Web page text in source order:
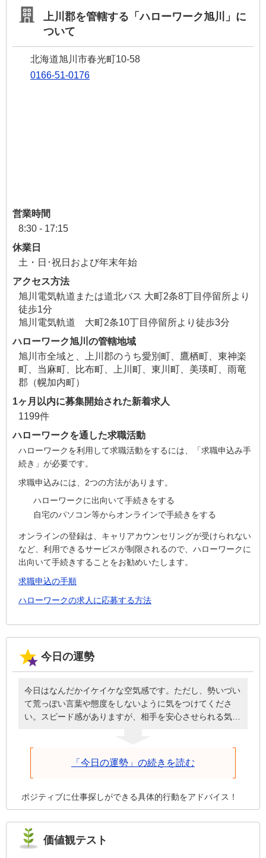
上川郡を管轄する「ハローワーク旭川」に
ついて
北海道旭川市春光町10-58
0166-51-0176
営業時間
8:30 - 17:15
休業日
土・日･祝日および年末年始
アクセス方法
旭川電気軌道または道北バス 大町2条8丁目停留所より
徒歩1分
旭川電気軌道 大町2条10丁目停留所より徒歩3分
ハローワーク旭川の管轄地域
旭川市全域と、上川郡のうち愛別町、鷹栖町、東神楽
町、当麻町、比布町、上川町、東川町、美瑛町、雨竜
郡（幌加内町）
1ヶ月以内に募集開始された新着求人
1199件
ハローワークを通した求職活動
ハローワークを利用して求職活動をするには、「求職申込み手
続き」が必要です。
求職申込みには、2つの方法があります。
ハローワークに出向いて手続きをする
自宅のパソコン等からオンラインで手続きをする
オンラインの登録は、キャリアカウンセリングが受けられない
など、利用できるサービスが制限されるので、ハローワークに
出向いて手続きすることをお勧めいたします。
求職申込の手順
ハローワークの求人に応募する方法
今日の運勢
今日はなんだかイケイケな空気感です。ただし、勢いづい
て荒っぽい言葉や態度をしないように気をつけてくださ
い。スピード感がありますが、相手を安心させられる気遣
意周到を心がけ、準備を怠らなければ周囲の勢いに流され
ることにはなりません。自分自身の価値を信じて進んでく
気をつけて。
「今日の運勢」の続きを読む
ポジティブに仕事探しができる具体的行動をアドバイス！
価値観テスト